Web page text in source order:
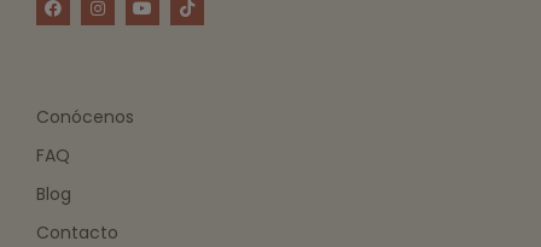
Conócenos
FAQ
Blog
Contacto